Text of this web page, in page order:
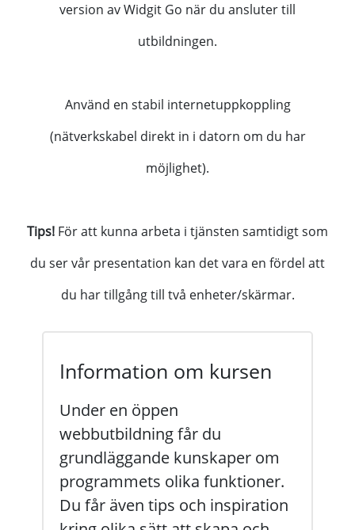
version av Widgit Go när du ansluter till
utbildningen.
Använd en stabil internetuppkoppling
(nätverkskabel direkt in i datorn om du har
möjlighet).
Tips! För att kunna arbeta i tjänsten samtidigt som
du ser vår presentation kan det vara en fördel att
du har tillgång till två enheter/skärmar.
Information om kursen
Under en öppen
webbutbildning får du
grundläggande kunskaper om
programmets olika funktioner.
Du får även tips och inspiration